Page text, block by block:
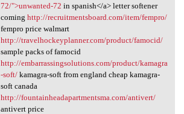
72/">unwanted-72 in spanish</a> letter softener
coming http://recruitmentsboard.com/item/fempro/
fempro price walmart
http://travelhockeyplanner.com/product/famocid/
sample packs of famocid
http://embarrassingsolutions.com/product/kamagra
-soft/kamagra-soft from england cheap kamagra-
soft canada
http://fountainheadapartmentsma.com/antivert/
antivert price